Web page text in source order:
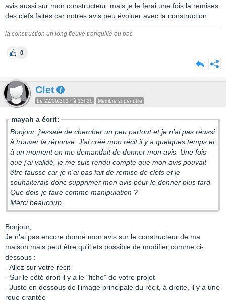
avis aussi sur mon constructeur, mais je le ferai une fois la remises
des clefs faites car notres avis peu évoluer avec la construction
la construction un long fleuve tranquille ou pas
0
Clet
Le 22/06/2017 à 13h26 Membre super utile
mayah a écrit:
Bonjour, j'essaie de chercher un peu partout et je n'ai pas réussi
à trouver la réponse. J'ai créé mon récit il y a quelques temps et
à un moment on me demandait de donner mon avis. Une fois
que j'ai validé, je me suis rendu compte que mon avis pouvait
être faussé car je n'ai pas fait de remise de clefs et je
souhaiterais donc supprimer mon avis pour le donner plus tard.
Que dois-je faire comme manipulation ?
Merci beaucoup.
Bonjour,
Je n'ai pas encore donné mon avis sur le constructeur de ma
maison mais peut être qu'il ets possible de modifier comme ci-
dessous :
- Allez sur votre récit
- Sur le côté droit il y a le "fiche" de votre projet
- Juste en dessous de l'image principale du récit, à droite, il y a une
roue crantée